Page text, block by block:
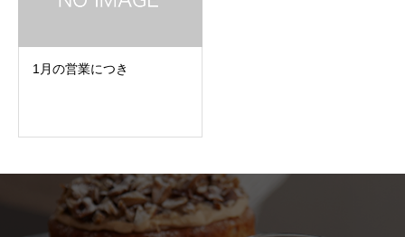
1月の営業につき